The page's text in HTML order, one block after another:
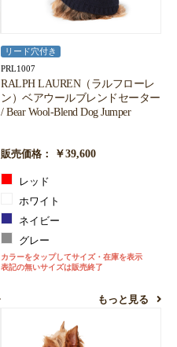
リード穴付き
PRL1007
RALPH LAUREN（ラルフローレ
ン）ベアウールブレンドセーター
/ Bear Wool-Blend Dog Jumper
販売価格： ￥39,600
レッド
ホワイト
ネイビー
グレー
カラーをタップしてサイズ・在庫を表示
表記の無いサイズは販売終了
もっと見る